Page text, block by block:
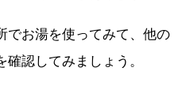
でお湯を使ってみて、他の
認してみましょう。